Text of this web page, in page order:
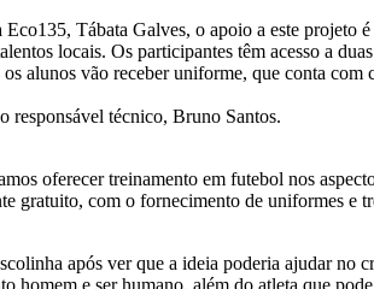
Tábata Galves, o apoio a este projeto
locais. Os participantes têm acesso a
alunos vão receber uniforme, que conta
responsável técnico, Bruno Santos.
oferecer treinamento em futebol nos
gratuito, com o fornecimento de uniformes e
após ver que a ideia poderia ajudar no
homem e ser humano, além do atleta que